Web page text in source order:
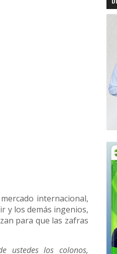
internacional,
y los demás ingenios,
para que las zafras
ustedes los colonos,